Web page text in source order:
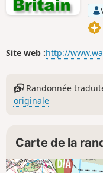
Site web :http://
Randonnée
originale
Carte de la